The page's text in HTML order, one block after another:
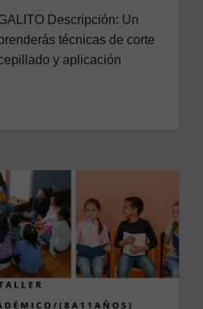
Descripción: Un
técnicas de corte
y aplicación